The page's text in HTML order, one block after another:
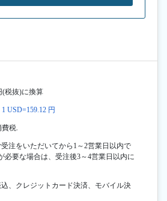
(税抜)に換算
1 USD=159.12 円
税.
注をいただいてから1～2営業日以内で
必要な場合は、受注後3～4営業日以内に
、クレジットカード決済、モバイル決